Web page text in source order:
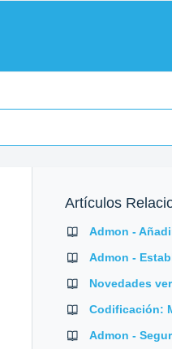
Artículos
Admon -
Novedades
Admon -